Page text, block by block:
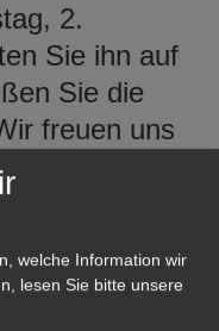
2.
Sie ihn auf
Sie die
freuen uns
welche
dürfen,
Treffpunkt
bei der
welche Information wir
lesen Sie bitte unsere